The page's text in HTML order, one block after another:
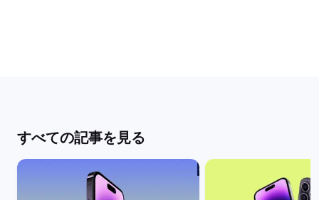
すべての記事を見る